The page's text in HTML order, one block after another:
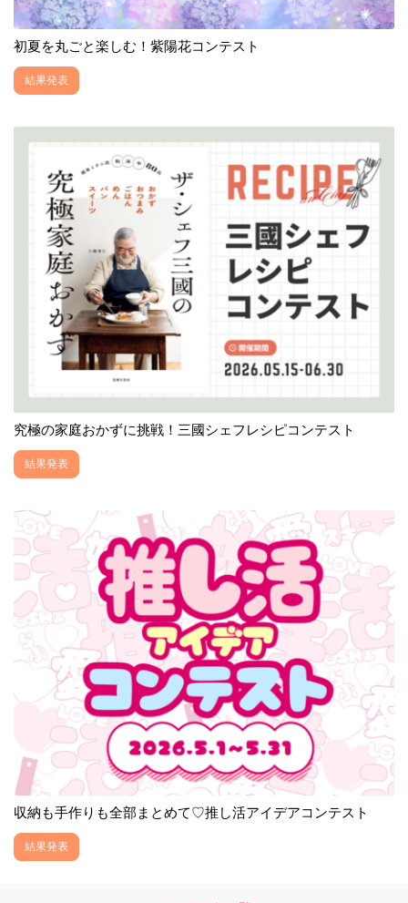
初夏を丸ごと楽しむ！紫陽花コンテスト
結果発表
究極の家庭おかずに挑戦！三國シェフレシピコンテスト
結果発表
収納も手作りも全部まとめて♡推し活アイデアコンテスト
結果発表